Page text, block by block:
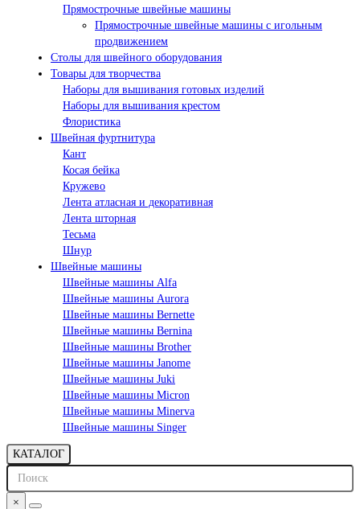
Прямострочные швейные машины
Прямострочные швейные машины с игольным
продвижением
Столы для швейного оборудования
Товары для творчества
Наборы для вышивания готовых изделий
Наборы для вышивания крестом
Флористика
Швейная фуртнитура
Кант
Косая бейка
Кружево
Лента aтласная и декоративная
Лента шторная
Тесьма
Шнур
Швейные машины
Швейные машины Alfa
Швейные машины Aurora
Швейные машины Bernette
Швейные машины Bernina
Швейные машины Brother
Швейные машины Janome
Швейные машины Juki
Швейные машины Micron
Швейные машины Minerva
Швейные машины Singer
КАТАЛОГ
×